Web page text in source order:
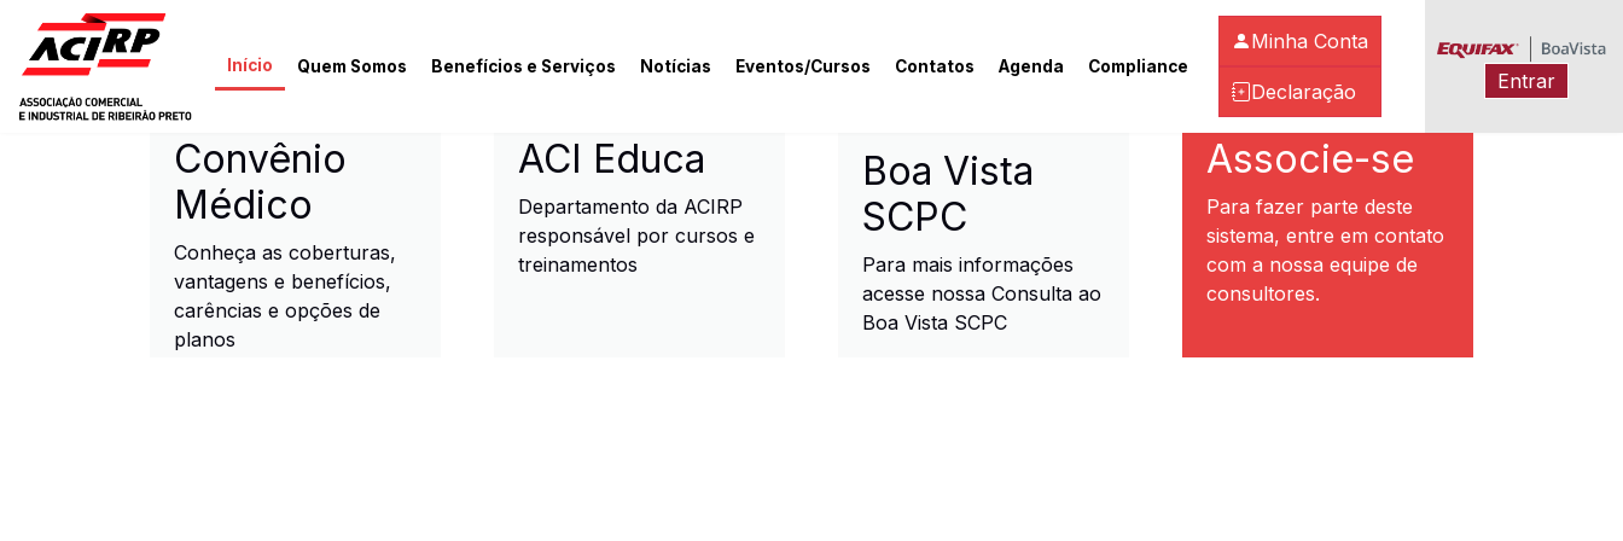
Pular para o conteúdo principal
Início Quem Somos Benefícios e Serviços Notícias Eventos/Cursos Contatos Agenda Compliance
Minha Conta
Declaração Entrar
ACIRP - Associação Comercial e Industrial de Ribeirão Preto
Convênio
Médico
Conheça as coberturas,
vantagens e benefícios,
carências e opções de
planos
ACI Educa
Departamento da ACIRP
responsável por cursos e
treinamentos
Boa Vista
SCPC
Para mais informações
acesse nossa Consulta ao
Boa Vista SCPC
Associe-se
Para fazer parte deste
sistema, entre em contato
com a nossa equipe de
consultores.